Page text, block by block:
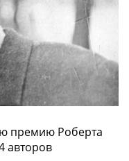
премию Роберта
авторов